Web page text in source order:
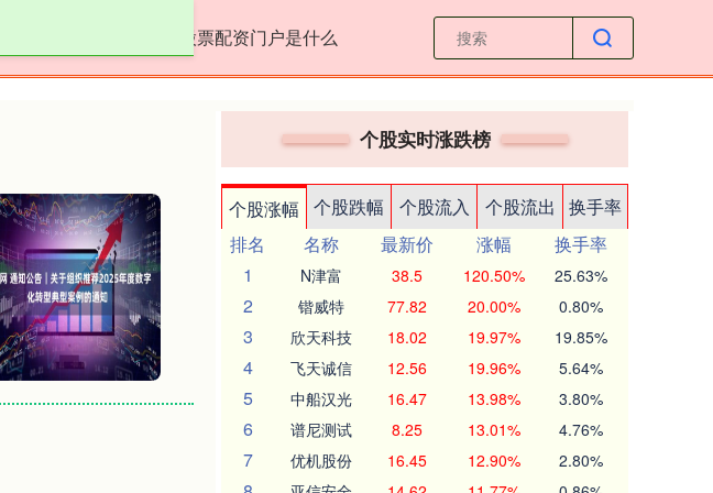
股票配资门户是什么
个股实时涨跌榜
个股涨幅 个股跌幅 个股流入 个股流出
换手率
排名
名称 最新价 涨幅
换手率
1
N津富 38.5 120.50% 25.63%
2 锴威特 77.82 20.00% 0.80%
3 欣天科技 18.02 19.97% 19.85%
4 飞天诚信 12.56 19.96% 5.64%
5 中船汉光 16.47 13.98% 3.80%
6 谱尼测试 8.25 13.01% 4.76%
7 优机股份 16.45 12.90% 2.80%